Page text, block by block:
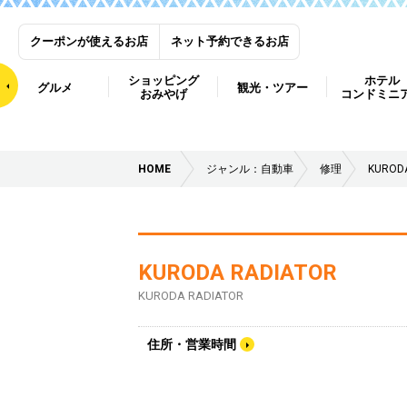
クーポンが使えるお店 ネット予約できるお店
グルメ
ショッピング
おみやげ
観光・ツアー
ホテル
コンドミニ
HOME ジャンル：自動車 修理
KURODA RADIATOR
KURODA RADIATOR
住所・営業時間